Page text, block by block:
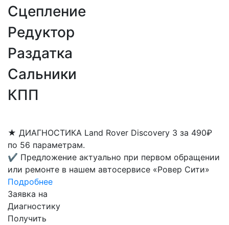
Сцепление
Редуктор
Раздатка
Сальники
КПП
★ ДИАГНОСТИКА Land Rover Discovery 3 за 490₽
по 56 параметрам.
✔ Предложение актуально при первом обращении
или ремонте в нашем автосервисе «Ровер Сити»
Подробнее
Заявка на
Диагностику
Получить